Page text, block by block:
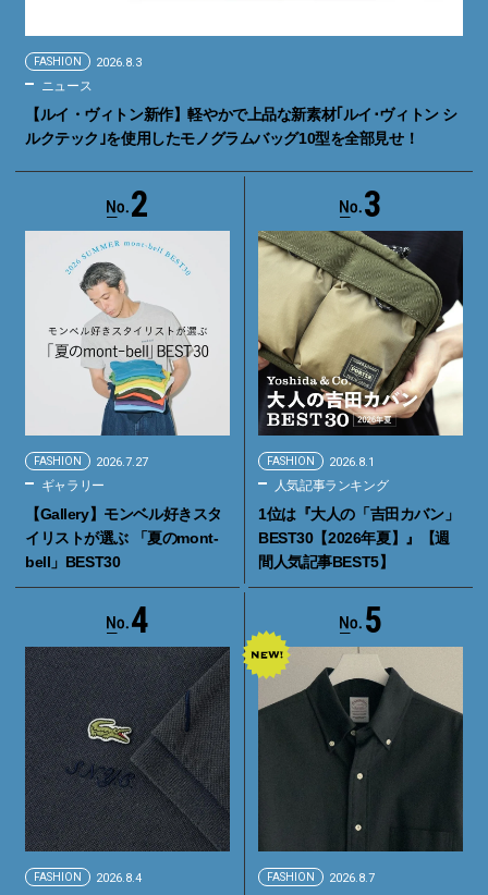
FASHION 2026.8.3
ニュース
【ルイ・ヴィトン新作】軽やかで上品な新素材｢ルイ･ヴィトン シ
ルクテック｣を使用したモノグラムバッグ10型を全部見せ！
2
FASHION 2026.7.27
ギャラリー
【Gallery】モンベル好きスタ
イリストが選ぶ 「夏のmont-
bell」BEST30
3
FASHION 2026.8.1
人気記事ランキング
1位は『大人の「吉田カバン」
BEST30【2026年夏】』【週
間人気記事BEST5】
4
FASHION 2026.8.4
5
FASHION 2026.8.7